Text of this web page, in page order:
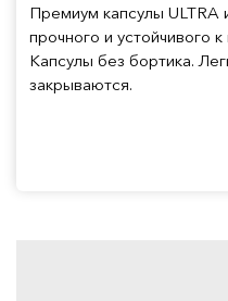
Премиум капсулы ULTRA
прочного и устойчивого
Капсулы без бортика.
закрываются.